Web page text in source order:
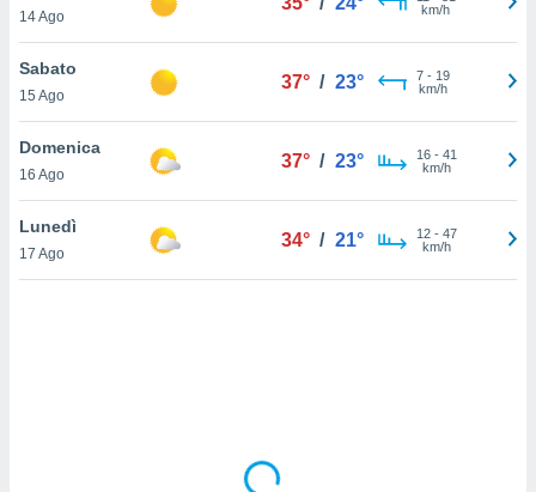
il tuo
in
a piè
del
14 Ago
km/h
Sabato
15 Ago
37° / 23° 7- 19
km/h
Domenica
16 Ago
37° / 23° 16- 41
km/h
Lunedì
17 Ago
34° / 21° 12- 47
km/h